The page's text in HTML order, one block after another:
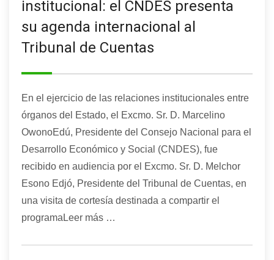
institucional: el CNDES presenta
su agenda internacional al
Tribunal de Cuentas
En el ejercicio de las relaciones institucionales entre
órganos del Estado, el Excmo. Sr. D. Marcelino
OwonoEdú, Presidente del Consejo Nacional para el
Desarrollo Económico y Social (CNDES), fue
recibido en audiencia por el Excmo. Sr. D. Melchor
Esono Edjó, Presidente del Tribunal de Cuentas, en
una visita de cortesía destinada a compartir el
programaLeer más …